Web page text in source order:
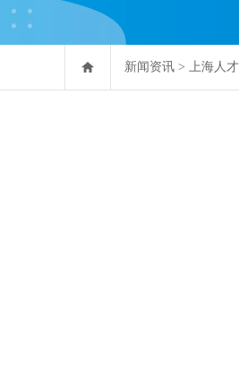
新闻资讯 > 上海人